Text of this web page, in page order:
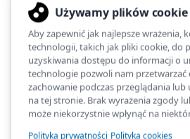
18 września 1979
"Zasłużony
12 października 1976-
sztandar.
12 października 1974- w 31